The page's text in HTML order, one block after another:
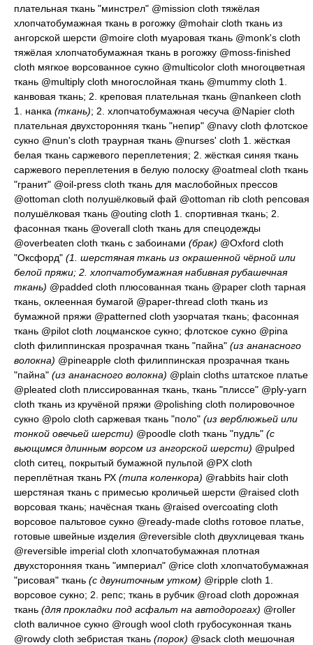
плательная ткань "минстрел" @mission cloth тяжёлая
хлопчатобумажная ткань в рогожку @mohair cloth ткань из
ангорской шерсти @moire cloth муаровая ткань @monk's cloth
тяжёлая хлопчатобумажная ткань в рогожку @moss-finished
cloth мягкое ворсованное сукно @multicolor cloth многоцветная
ткань @multiply cloth многослойная ткань @mummy cloth 1.
канвовая ткань; 2. креповая плательная ткань @nankeen cloth
1. нанка (ткань); 2. хлопчатобумажная чесуча @Napier cloth
плательная двухсторонняя ткань "непир" @navy cloth флотское
сукно @nun's cloth траурная ткань @nurses' cloth 1. жёсткая
белая ткань саржевого переплетения; 2. жёсткая синяя ткань
саржевого переплетения в белую полоску @oatmeal cloth ткань
"гранит" @oil-press cloth ткань для маслобойных прессов
@ottoman cloth полушёлковый фай @ottoman rib cloth репсовая
полушёлковая ткань @outing cloth 1. спортивная ткань; 2.
фасонная ткань @overall cloth ткань для спецодежды
@overbeaten cloth ткань с забоинами (брак) @Oxford cloth
"Оксфорд" (1. шерстяная ткань из окрашенной чёрной или
белой пряжи; 2. хлопчатобумажная набивная рубашечная
ткань) @padded cloth плюсованная ткань @paper cloth тарная
ткань, оклеенная бумагой @paper-thread cloth ткань из
бумажной пряжи @patterned cloth узорчатая ткань; фасонная
ткань @pilot cloth лоцманское сукно; флотское сукно @pina
cloth филиппинская прозрачная ткань "пайна" (из ананасного
волокна) @pineapple cloth филиппинская прозрачная ткань
"пайна" (из ананасного волокна) @plain cloths штатское платье
@pleated cloth плиссированная ткань, ткань "плиссе" @ply-yarn
cloth ткань из кручёной пряжи @polishing cloth полировочное
сукно @polo cloth саржевая ткань "поло" (из верблюжьей или
тонкой овечьей шерсти) @poodle cloth ткань "пудль" (с
вьющимся длинным ворсом из ангорской шерсти) @pulped
cloth ситец, покрытый бумажной пульпой @PX cloth
переплётная ткань РХ (типа коленкора) @rabbits hair cloth
шерстяная ткань с примесью кроличьей шерсти @raised cloth
ворсовая ткань; начёсная ткань @raised overcoating cloth
ворсовое пальтовое сукно @ready-made cloths готовое платье,
готовые швейные изделия @reversible cloth двухлицевая ткань
@reversible imperial cloth хлопчатобумажная плотная
двухсторонняя ткань "империал" @rice cloth хлопчатобумажная
"рисовая" ткань (с двуниточным утком) @ripple cloth 1.
ворсовое сукно; 2. репс; ткань в рубчик @road cloth дорожная
ткань (для прокладки под асфальт на автодорогах) @roller
cloth валичное сукно @rough wool cloth грубосуконная ткань
@rowdy cloth зебристая ткань (порок) @sack cloth мешочная